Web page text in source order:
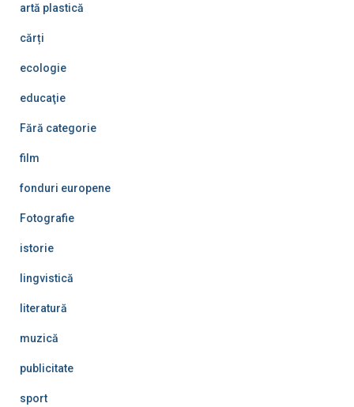
artă plastică
cărți
ecologie
educaţie
Fără categorie
film
fonduri europene
Fotografie
istorie
lingvistică
literatură
muzică
publicitate
sport